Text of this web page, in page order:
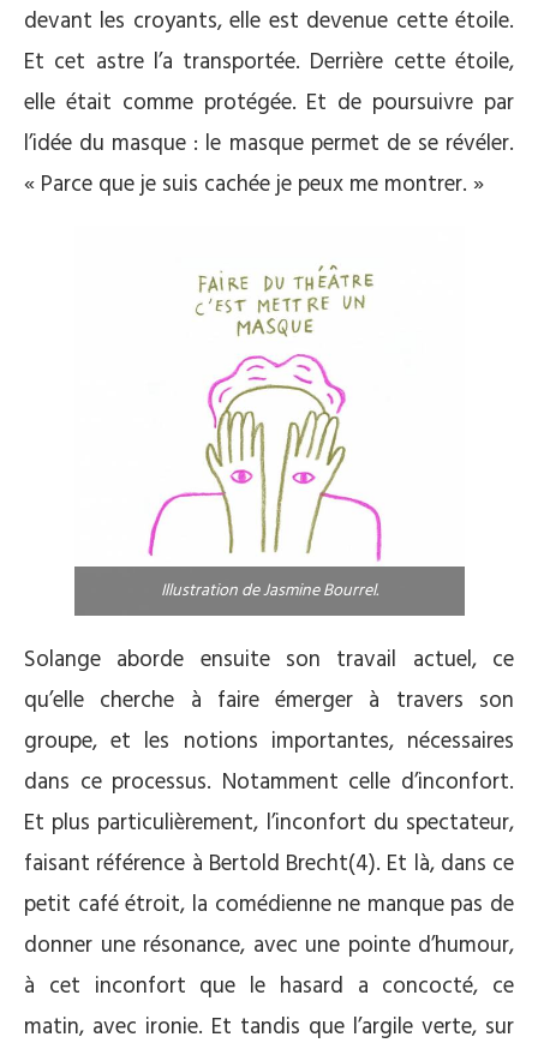
devant les croyants, elle est devenue cette étoile.
Et cet astre l’a transportée. Derrière cette étoile,
elle était comme protégée. Et de poursuivre par
l’idée du masque : le masque permet de se révéler.
« Parce que je suis cachée je peux me montrer. »
Illustration de Jasmine Bourrel.
Solange aborde ensuite son travail actuel, ce
qu’elle cherche à faire émerger à travers son
groupe, et les notions importantes, nécessaires
dans ce processus. Notamment celle d’inconfort.
Et plus particulièrement, l’inconfort du spectateur,
faisant référence à Bertold Brecht(4). Et là, dans ce
petit café étroit, la comédienne ne manque pas de
donner une résonance, avec une pointe d’humour,
à cet inconfort que le hasard a concocté, ce
matin, avec ironie. Et tandis que l’argile verte, sur